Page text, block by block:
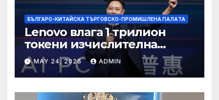
БЪЛГАРО-КИТАЙСКА ТЪРГОВСКО-ПРОМИШЛЕНА ПАЛAТА
Lenovo влага 1 трилион
токени изчислителна
мощност в AI екосистемата
MAY 24, 2026 ADMIN